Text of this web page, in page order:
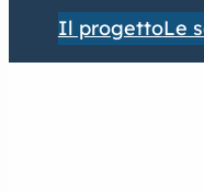
Il progettoLe